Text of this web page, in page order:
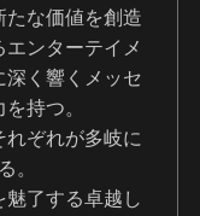
な価値を創造
ンターテイメ
深く響くメッセ
持つ。
ぞれが多岐に
。
了する卓越し